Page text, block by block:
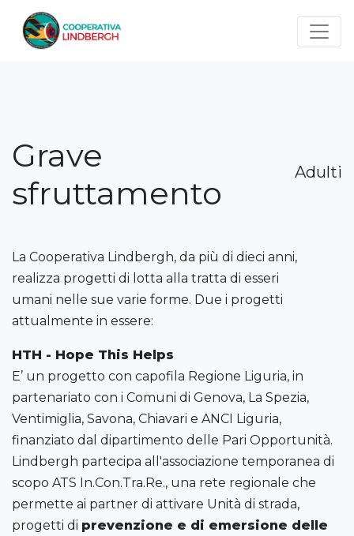
Salta al contenuto principale
Grave
sfruttamento
Adulti
La Cooperativa Lindbergh, da più di dieci anni,
realizza progetti di lotta alla tratta di esseri
umani nelle sue varie forme. Due i progetti
attualmente in essere:
HTH - Hope This Helps
E’ un progetto con capofila Regione Liguria, in
partenariato con i Comuni di Genova, La Spezia,
Ventimiglia, Savona, Chiavari e ANCI Liguria,
finanziato dal dipartimento delle Pari Opportunità.
Lindbergh partecipa all'associazione temporanea di
scopo ATS In.Con.Tra.Re., una rete regionale che
permette ai partner di attivare Unità di strada,
progetti di prevenzione e di emersione delle